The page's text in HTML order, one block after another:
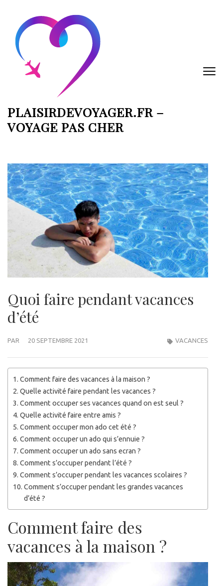
contenu
(Pressez
Entrée)
PLAISIRDEVOYAGER.FR –
VOYAGE PAS CHER
Quoi faire pendant vacances
d’été
PAR 20 SEPTEMBRE 2021 VACANCES
Comment faire des vacances à la maison ?
Quelle activité faire pendant les vacances ?
Comment occuper ses vacances quand on est seul ?
Quelle activité faire entre amis ?
Comment occuper mon ado cet été ?
Comment occuper un ado qui s’ennuie ?
Comment occuper un ado sans ecran ?
Comment s’occuper pendant l’été ?
Comment s’occuper pendant les vacances scolaires ?
Comment s’occuper pendant les grandes vacances
d’été ?
Comment faire des
vacances à la maison ?